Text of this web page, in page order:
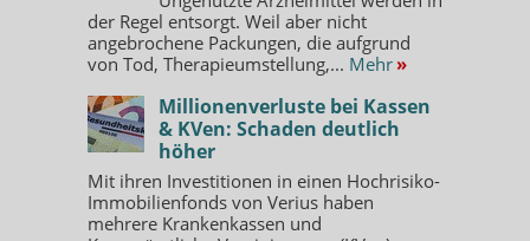
der Regel entsorgt. Weil aber nicht
angebrochene Packungen, die aufgrund
von Tod, Therapieumstellung,... Mehr »
Millionenverluste bei Kassen
& KVen: Schaden deutlich
höher
Mit ihren Investitionen in einen Hochrisiko-
Immobilienfonds von Verius haben
mehrere Krankenkassen und